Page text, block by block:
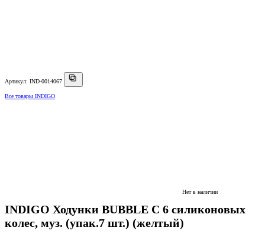
Артикул: IND-0014067
Все товары INDIGO
Нет в наличии
INDIGO Ходунки BUBBLE C 6 силиконовых
колес, муз. (упак.7 шт.) (желтый)